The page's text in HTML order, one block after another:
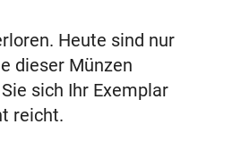
Heute sind nur
dieser Münzen
sich Ihr Exemplar
reicht.